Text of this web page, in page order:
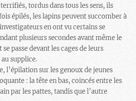
tordus dans tous les sens, ils
épilés, les lapins peuvent succomber à
en ont vu certains se
plusieurs secondes avant même le
passe devant les cages de leurs
supplice.
l’épilation sur les genoux de jeunes
: la tête en bas, coincés entre les
par les pattes, tandis que l’autre